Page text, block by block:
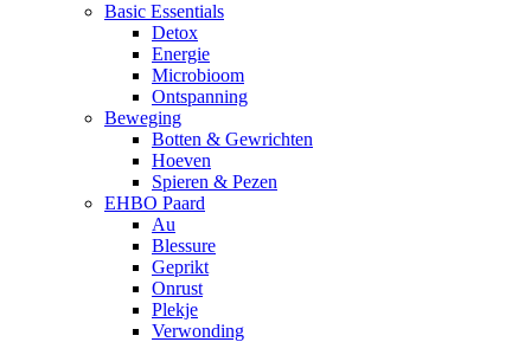
Basic Essentials
Detox
Energie
Microbioom
Ontspanning
Beweging
Botten & Gewrichten
Hoeven
Spieren & Pezen
EHBO Paard
Au
Blessure
Geprikt
Onrust
Plekje
Verwonding